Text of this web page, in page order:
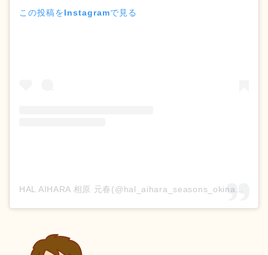
この投稿をInstagramで見る